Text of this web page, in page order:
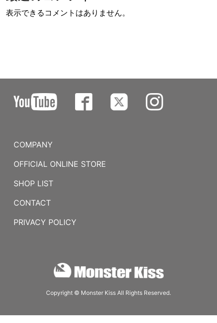
表示できるコメントはありません。
COMPANY
OFFICIAL ONLINE STORE
SHOP LIST
CONTACT
PRIVACY POLICY
Copyright © Monster Kiss All Rights Reserved.